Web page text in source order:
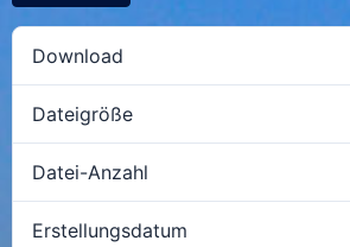
Download
Dateigröße
Datei-Anzahl
Erstellungsdatum